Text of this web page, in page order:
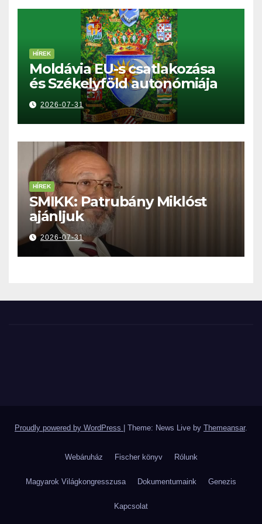
HÍREK
Moldávia EU-s csatlakozása
és Székelyföld autonómiája
2026-07-31
HÍREK
SMIKK: Patrubány Miklóst
ajánljuk
2026-07-31
Proudly powered by WordPress Theme: News Live by Themeansar.
Webáruház Fischer könyv Rólunk
Magyarok Világkongresszusa Dokumentumaink Genezis
Kapcsolat